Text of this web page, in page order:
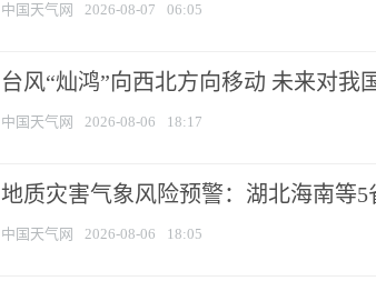
中国天气网 2026-08-07 06:05
台风“灿鸿”向西北方向移动 未来对我
中国天气网 2026-08-06 18:17
地质灾害气象风险预警：湖北海南等5
中国天气网 2026-08-06 18:05